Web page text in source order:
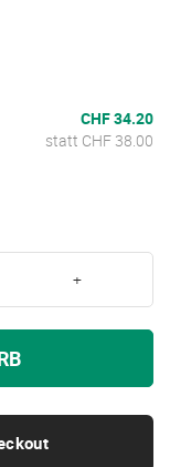
CHF 34.20
statt CHF 38.00
+